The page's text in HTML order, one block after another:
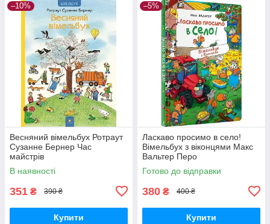
–10%
Весняний вімельбух Ротраут
Сузанне Бернер Час
майстрів
В наявності
351 ₴ 390 ₴
Купити
–5%
Ласкаво просимо в село!
Вімельбух з віконцями Макс
Вальтер Перо
Готово до відправки
380 ₴ 400 ₴
Купити